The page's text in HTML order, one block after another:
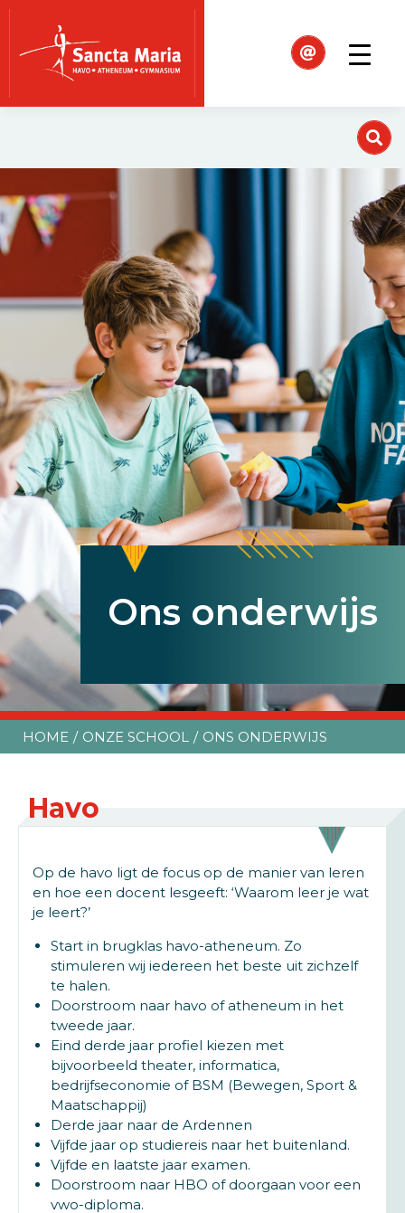
Ons onderwijs
Ons onderwijs
Ons onderwijs
HOME ONZE SCHOOL ONS ONDERWIJS
Havo
Op de havo ligt de focus op de manier van leren
en hoe een docent lesgeeft: ‘Waarom leer je wat
je leert?’
Start in brugklas havo-atheneum. Zo
stimuleren wij iedereen het beste uit zichzelf
te halen.
Doorstroom naar havo of atheneum in het
tweede jaar.
Eind derde jaar profiel kiezen met
bijvoorbeeld theater, informatica,
bedrijfseconomie of BSM (Bewegen, Sport &
Maatschappij)
Derde jaar naar de Ardennen
Vijfde jaar op studiereis naar het buitenland.
Vijfde en laatste jaar examen.
Doorstroom naar HBO of doorgaan voor een
vwo-diploma.